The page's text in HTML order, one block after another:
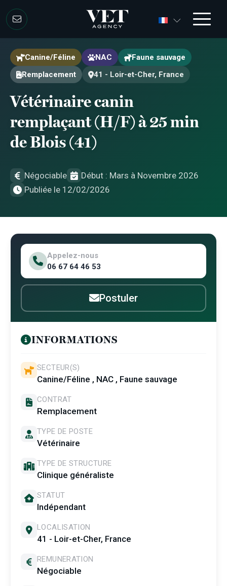
Canine/Féline NAC
Faune sauvage
Remplacement
41 - Loir-et-Cher, France
Vétérinaire canin
remplaçant (H/F) à 25 min
de Blois (41)
Négociable
Début : Mars à Novembre 2026
Publiée le 12/02/2026
Appelez-nous
06 67 64 46 53
Postuler
INFORMATIONS
SECTEUR(S)
Canine/Féline , NAC , Faune sauvage
CONTRAT
Remplacement
TYPE DE POSTE
Vétérinaire
TYPE DE STRUCTURE
Clinique généraliste
STATUT
Indépendant
LOCALISATION
41 - Loir-et-Cher, France
REMUNERATION
Négociable